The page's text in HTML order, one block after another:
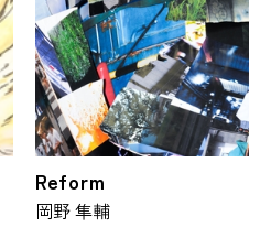
Reform
岡野 隼輔